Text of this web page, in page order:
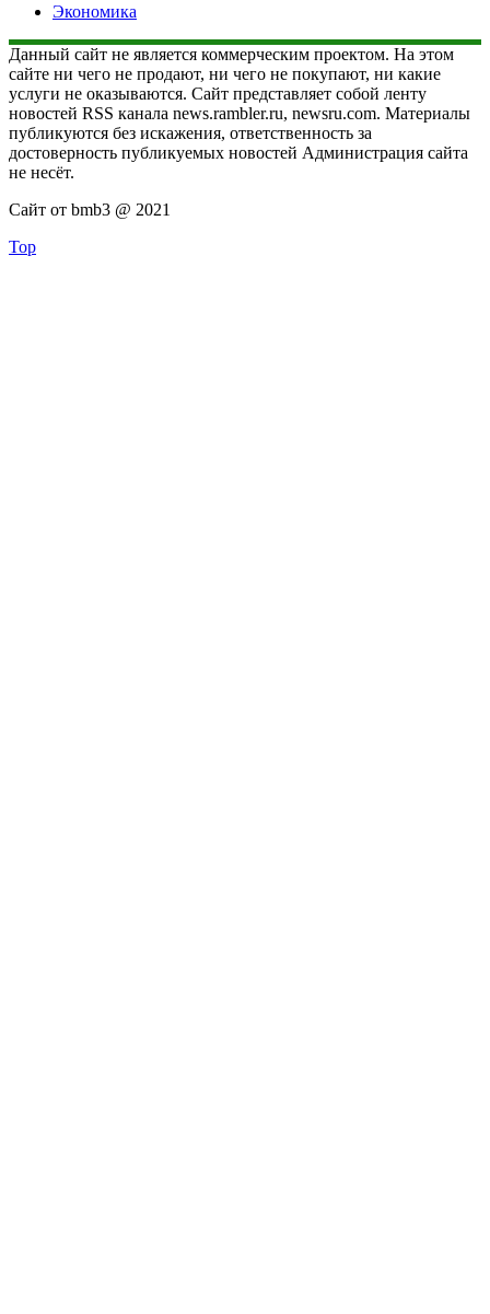
Экономика
Данный сайт не является коммерческим проектом. На этом
сайте ни чего не продают, ни чего не покупают, ни какие
услуги не оказываются. Сайт представляет собой ленту
новостей RSS канала news.rambler.ru, newsru.com. Материалы
публикуются без искажения, ответственность за
достоверность публикуемых новостей Администрация сайта
не несёт.
Сайт от bmb3 @ 2021
Top